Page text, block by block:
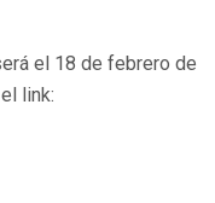
el 18 de febrero de
link: